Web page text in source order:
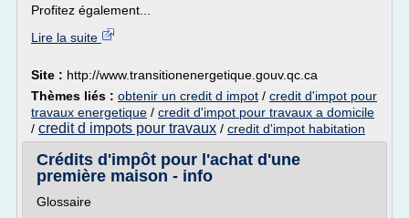
Profitez également...
Lire la suite
Site : http://www.transitionenergetique.gouv.qc.ca
Thèmes liés : obtenir un credit d impot / credit d'impot pour
travaux energetique / credit d'impot pour travaux a domicile
/ credit d impots pour travaux / credit d'impot habitation
Crédits d'impôt pour l'achat d'une
première maison - info
Glossaire